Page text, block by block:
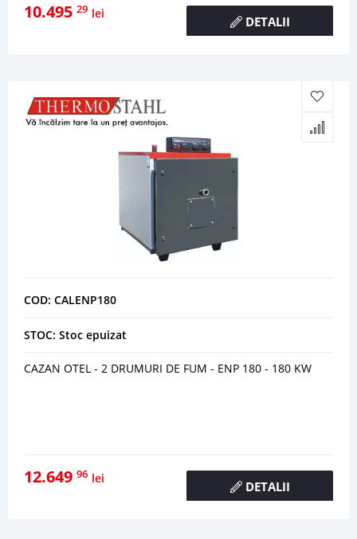
10.495 29 lei
DETALII
COD: CALENP180
STOC: Stoc epuizat
CAZAN OTEL - 2 DRUMURI DE FUM - ENP 180 - 180 KW
12.649 96 lei
DETALII